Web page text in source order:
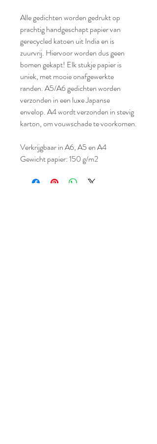
Alle gedichten worden gedrukt op
prachtig handgeschapt papier van
gerecycled katoen uit India en is
zuurvrij. Hiervoor worden dus geen
bomen gekapt! Elk stukje papier is
uniek, met mooie onafgewerkte
randen. A5/A6 gedichten worden
verzonden in een luxe Japanse
envelop. A4 wordt verzonden in stevig
karton, om vouwschade te voorkomen.
Verkrijgbaar in A6, A5 en A4
Gewicht papier: 150 g/m2